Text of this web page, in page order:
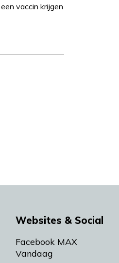
vaccin krijgen
Websites & Social
Facebook MAX
Vandaag